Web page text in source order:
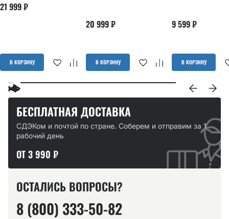
21 999₽
В КОРЗИНУ
20 999₽
В КОРЗИНУ
9 599₽
В КОРЗИНУ
БЕСПЛАТНАЯ ДОСТАВКА
СДЭКом и почтой по стране. Соберем и отправим за 1
рабочий день
ОТ 3 990 ₽
ОСТАЛИСЬ ВОПРОСЫ?
8 (800) 333-50-82